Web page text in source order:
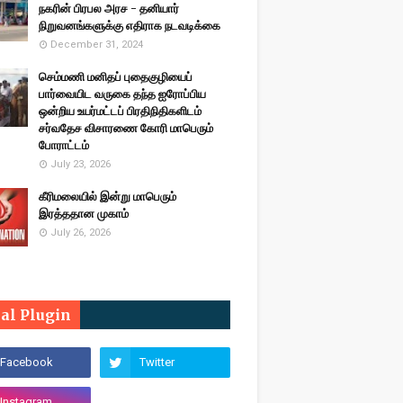
நகரின் பிரபல அரச - தனியார்
நிறுவனங்களுக்கு எதிராக நடவடிக்கை
December 31, 2024
செம்மணி மனிதப் புதைகுழியைப்
பார்வையிட வருகை தந்த ஐரோப்பிய
ஒன்றிய உயர்மட்டப் பிரதிநிதிகளிடம்
சர்வதேச விசாரணை கோரி மாபெரும்
போராட்டம்
July 23, 2026
கீரிமலையில் இன்று மாபெரும்
இரத்ததான முகாம்
July 26, 2026
Plugin